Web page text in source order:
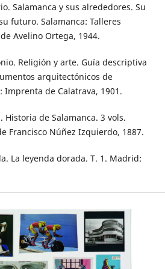
Salamanca y sus alrededores. Su
futuro. Salamanca: Talleres
Avelino Ortega, 1944.
Religión y arte. Guía descriptiva
arquitectónicos de
Imprenta de Calatrava, 1901.
Historia de Salamanca. 3 vols.
Francisco Núñez Izquierdo, 1887.
La leyenda dorada. T. 1. Madrid: